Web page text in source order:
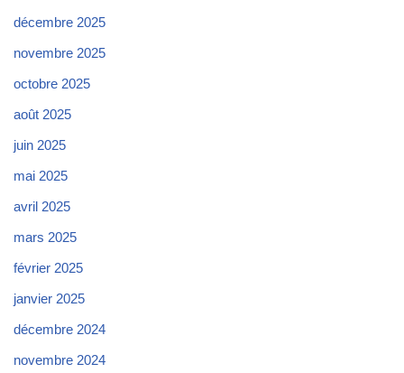
décembre 2025
novembre 2025
octobre 2025
août 2025
juin 2025
mai 2025
avril 2025
mars 2025
février 2025
janvier 2025
décembre 2024
novembre 2024